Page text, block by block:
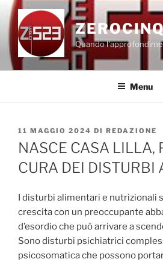
Salta
contenuto
Quando
Menu
PUBBLICATO
IL
11 MAGGIO 2024 DI REDAZIONE
NASCE CASA LILLA,
CURA DEI DISTURBI
I disturbi alimentari e nutrizionali
crescita con un preoccupante
d’esordio che può arrivare a
Sono disturbi psichiatrici
psicosomatica che possono